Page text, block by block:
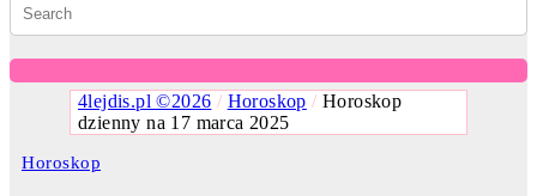
4lejdis.pl ©2026 / Horoskop /Horoskop
dzienny na 17 marca 2025
Horoskop